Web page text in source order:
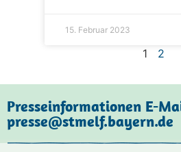
15. Februar 2023
1 2
Presseinformationen E-
presse@stmelf.bayern.de